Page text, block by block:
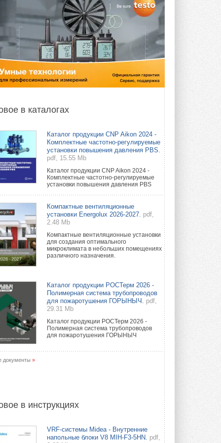
в каталогах
Каталог продукции CNP Aikon 2024 -
Комплектные частотно-регулируемые
установки повышения давления PBS.
pdf, 15.55 Mb
Каталог продукции CNP Aikon 2024 -
Комплектные частотно-регулируемые
установки повышения давления PBS
Компактные вентиляционные
установки Energolux 2026-2027. pdf,
2.48 Mb
Компактные вентиляционные установки
для создания оптимального
микроклимата в небольших помещениях
различного назначения.
Каталог продукции РОСТерм 2026 -
Полимерная система трубопроводов
для пожаротушения ГОРЫНЫЧ.
pdf,
29.31 Mb
Каталог продукции РОСТерм 2026 -
Полимерная система трубопроводов
для пожаротушения ГОРЫНЫЧ
документы »
в инструкциях
VRF-системы Midea - Внутренние
напольные блоки V8 MIH-F3-5HN. pdf,